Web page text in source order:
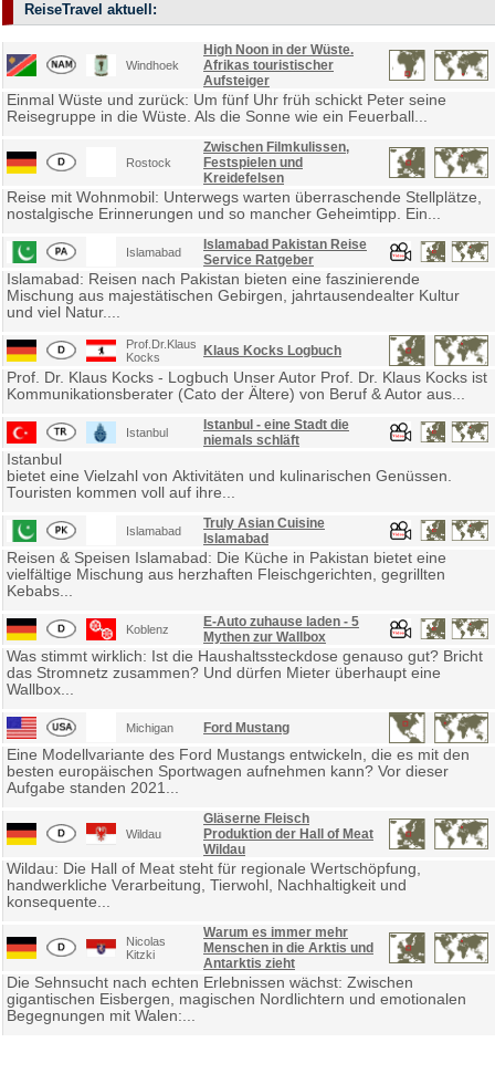
ReiseTravel aktuell:
Windhoek
High Noon in der Wüste.
Afrikas touristischer
Aufsteiger
Einmal Wüste und zurück: Um fünf Uhr früh schickt Peter seine
Reisegruppe in die Wüste. Als die Sonne wie ein Feuerball...
Rostock
Zwischen Filmkulissen,
Festspielen und
Kreidefelsen
Reise mit Wohnmobil: Unterwegs warten überraschende Stellplätze,
nostalgische Erinnerungen und so mancher Geheimtipp. Ein...
Islamabad
Islamabad Pakistan Reise
Service Ratgeber
Islamabad: Reisen nach Pakistan bieten eine faszinierende
Mischung aus majestätischen Gebirgen, jahrtausendealter Kultur
und viel Natur....
Prof.Dr.Klaus
Kocks
Klaus Kocks Logbuch
Prof. Dr. Klaus Kocks - Logbuch Unser Autor Prof. Dr. Klaus Kocks ist
Kommunikationsberater (Cato der Ältere) von Beruf & Autor aus...
Istanbul
Istanbul - eine Stadt die
niemals schläft
Istanbul
bietet eine Vielzahl von Aktivitäten und kulinarischen Genüssen.
Touristen kommen voll auf ihre...
Islamabad
Truly Asian Cuisine
Islamabad
Reisen & Speisen Islamabad: Die Küche in Pakistan bietet eine
vielfältige Mischung aus herzhaften Fleischgerichten, gegrillten
Kebabs...
Koblenz
E-Auto zuhause laden - 5
Mythen zur Wallbox
Was stimmt wirklich: Ist die Haushaltssteckdose genauso gut? Bricht
das Stromnetz zusammen? Und dürfen Mieter überhaupt eine
Wallbox...
Michigan Ford Mustang
Eine Modellvariante des Ford Mustangs entwickeln, die es mit den
besten europäischen Sportwagen aufnehmen kann? Vor dieser
Aufgabe standen 2021...
Wildau
Gläserne Fleisch
Produktion der Hall of Meat
Wildau
Wildau: Die Hall of Meat steht für regionale Wertschöpfung,
handwerkliche Verarbeitung, Tierwohl, Nachhaltigkeit und
konsequente...
Nicolas
Kitzki
Warum es immer mehr
Menschen in die Arktis und
Antarktis zieht
Die Sehnsucht nach echten Erlebnissen wächst: Zwischen
gigantischen Eisbergen, magischen Nordlichtern und emotionalen
Begegnungen mit Walen:...